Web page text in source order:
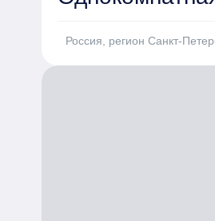
Россия, регион Санкт-